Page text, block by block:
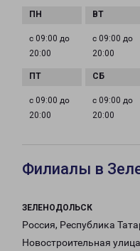
с 09:00 до
20:00
с 09:00 до
20:00
с 09:00 до
20:00
с 09:00 до
20:00
Филиалы в
ЗЕЛЕНОДОЛЬСК
Россия, Республика
Новостроительная